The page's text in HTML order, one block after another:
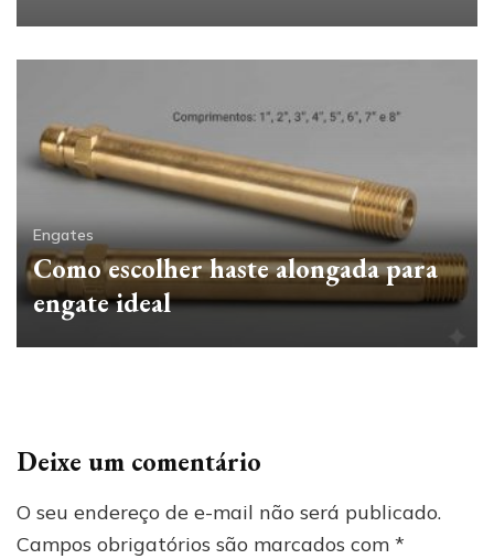
Engates
Como escolher haste alongada para
engate ideal
Deixe um comentário
O seu endereço de e-mail não será publicado.
Campos obrigatórios são marcados com *